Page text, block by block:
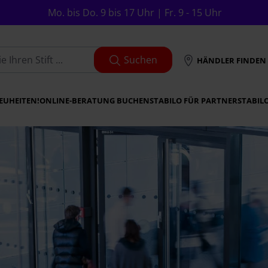
Mo. bis Do. 9 bis 17 Uhr | Fr. 9 - 15 Uhr
Suchen HÄNDLER FINDEN
ONLINE-BERATUNG BUCHENSTABILO FÜR PARTNER